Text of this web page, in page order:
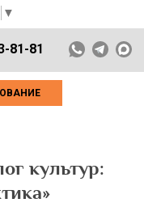
▼
81-81
культур: